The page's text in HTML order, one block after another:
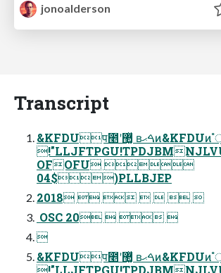
jonoalderson
Transcript
&KFDUप೥ʹ޲͚ͯ ʙࠓޙͷ&KFDUͷ ํ޲ੑʙ ͖͋ͬ͌
OFOFU 
04$)PLLBJEP
2018      
 OSC 20   

&KFDUप೥ʹ޲͚ͯ ʙࠓޙͷ&KFDUͷ ํ޲ੑʙ ͖͋ͬ͌